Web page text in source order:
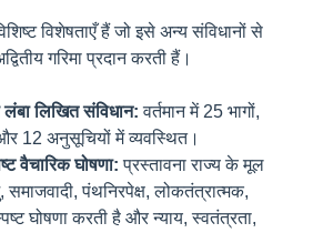
विशेषताएँ हैं जो इसे अन्य संविधानों से
गरिमा प्रदान करती हैं।
लिखित संविधान: वर्तमान में 25 भागों,
12 अनुसूचियों में व्यवस्थित।
वैचारिक घोषणा: प्रस्तावना राज्य के मूल
पंथनिरपेक्ष, लोकतंत्रात्मक,
घोषणा करती है और न्याय, स्वतंत्रता,